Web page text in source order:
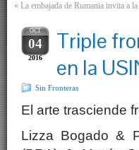
« La embajada de Rumania invita a
OCT
04
2016
Triple
en la
Sin Fronteras
El arte trasciende
Lizza Bogado &